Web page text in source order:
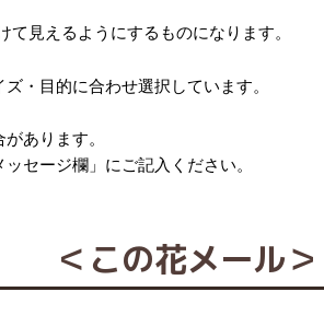
見えるようにするものになります。
・目的に合わせ選択しています。
あります。
セージ欄」にご記入ください。
＜この花メール＞